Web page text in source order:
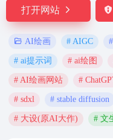
打开网站
AI绘画 # AIGC
# ai提示词 # ai绘图
# AI绘画网站 #
# sdxl # stable diffusion
# 大设(原AI大作) # 文